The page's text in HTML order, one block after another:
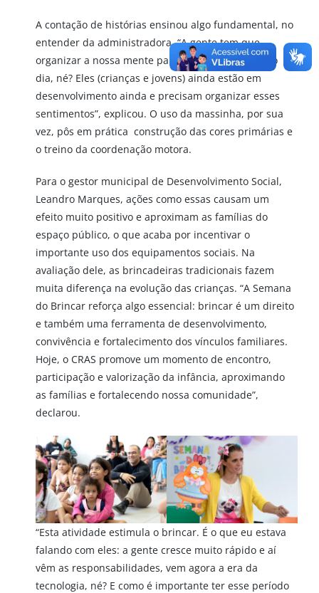
A contação de histórias ensinou algo fundamental, no
entender da administradora. “A gente tem que
organizar a nossa mente para poder fluir no nosso
dia, né? Eles (crianças e jovens) ainda estão em
desenvolvimento ainda e precisam organizar esses
sentimentos”, explicou. O uso da massinha, por sua
vez, pôs em prática construção das cores primárias e
o treino da coordenação motora.
Para o gestor municipal de Desenvolvimento Social,
Leandro Marques, ações como essas causam um
efeito muito positivo e aproximam as famílias do
espaço público, o que acaba por incentivar o
importante uso dos equipamentos sociais. Na
avaliação dele, as brincadeiras tradicionais fazem
muita diferença na evolução das crianças. “A Semana
do Brincar reforça algo essencial: brincar é um direito
e também uma ferramenta de desenvolvimento,
convivência e fortalecimento dos vínculos familiares.
Hoje, o CRAS promove um momento de encontro,
participação e valorização da infância, aproximando
as famílias e fortalecendo nossa comunidade”,
declarou.
“Esta atividade estimula o brincar. É o que eu estava
falando com eles: a gente cresce muito rápido e aí
vêm as responsabilidades, vem agora a era da
tecnologia, né? E como é importante ter esse período